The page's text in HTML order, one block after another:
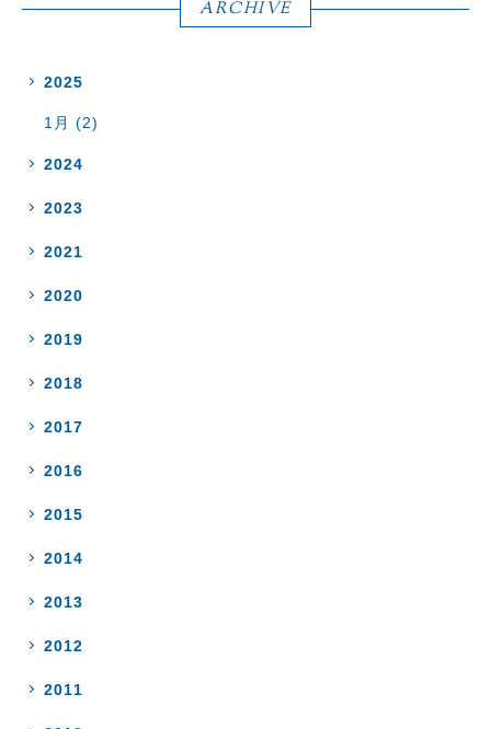
ARCHIVE
2025
1月 (2)
2024
2023
2021
2020
2019
2018
2017
2016
2015
2014
2013
2012
2011